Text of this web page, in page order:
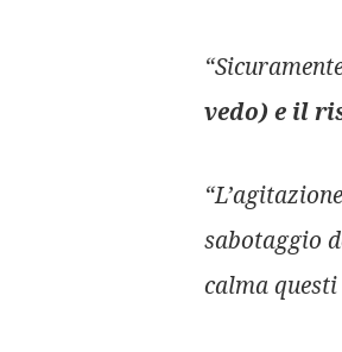
vedo) e il
sabotaggio
calma